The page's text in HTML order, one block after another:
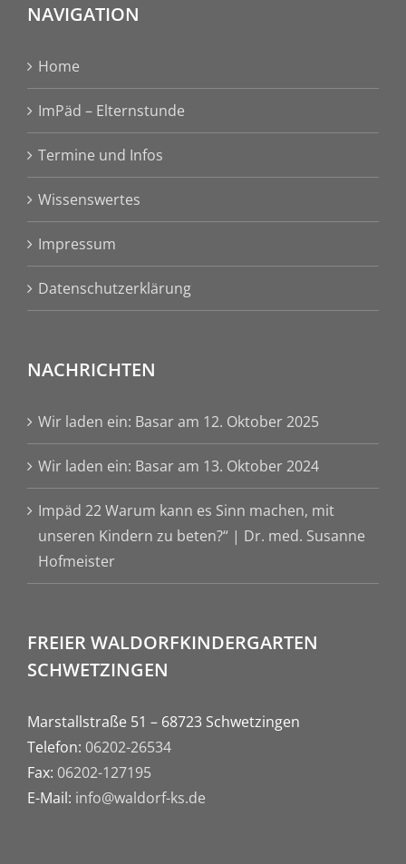
NAVIGATION
Home
ImPäd – Elternstunde
Termine und Infos
Wissenswertes
Impressum
Datenschutzerklärung
NACHRICHTEN
Wir laden ein: Basar am 12. Oktober 2025
Wir laden ein: Basar am 13. Oktober 2024
Impäd 22 Warum kann es Sinn machen, mit
unseren Kindern zu beten?“ | Dr. med. Susanne
Hofmeister
FREIER WALDORFKINDERGARTEN
SCHWETZINGEN
Marstallstraße 51 – 68723 Schwetzingen
Telefon: 06202-26534
Fax: 06202-127195
E-Mail: info@waldorf-ks.de